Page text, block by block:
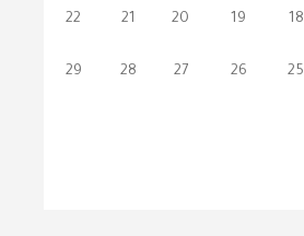
18
19
20
21
22
25
26
27
28
29